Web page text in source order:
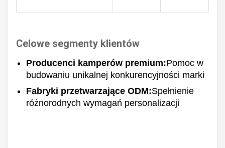
Celowe segmenty klientów
Producenci kamperów premium:Pomoc w
budowaniu unikalnej konkurencyjności marki
Fabryki przetwarzające ODM:Spełnienie
różnorodnych wymagań personalizacji